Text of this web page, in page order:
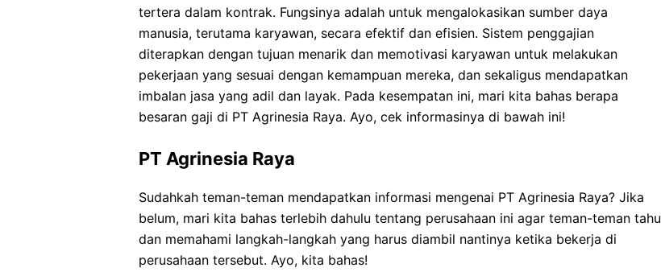
tertera dalam kontrak. Fungsinya adalah untuk mengalokasikan sumber daya
manusia, terutama karyawan, secara efektif dan efisien. Sistem penggajian
diterapkan dengan tujuan menarik dan memotivasi karyawan untuk melakukan
pekerjaan yang sesuai dengan kemampuan mereka, dan sekaligus mendapatkan
imbalan jasa yang adil dan layak. Pada kesempatan ini, mari kita bahas berapa
besaran gaji di PT Agrinesia Raya. Ayo, cek informasinya di bawah ini!
PT Agrinesia Raya
Sudahkah teman-teman mendapatkan informasi mengenai PT Agrinesia Raya? Jika
belum, mari kita bahas terlebih dahulu tentang perusahaan ini agar teman-teman tahu
dan memahami langkah-langkah yang harus diambil nantinya ketika bekerja di
perusahaan tersebut. Ayo, kita bahas!